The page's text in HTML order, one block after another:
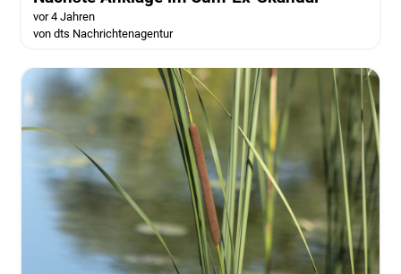
vor 4 Jahren
von dts Nachrichtenagentur